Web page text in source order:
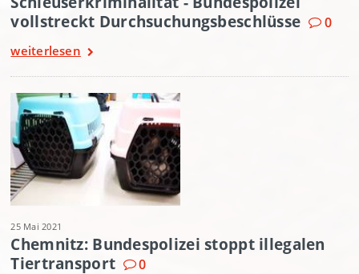
vollstreckt Durchsuchungsbeschlüsse
0
weiterlesen
25 Mai 2021
Chemnitz: Bundespolizei stoppt illegalen
Tiertransport
0